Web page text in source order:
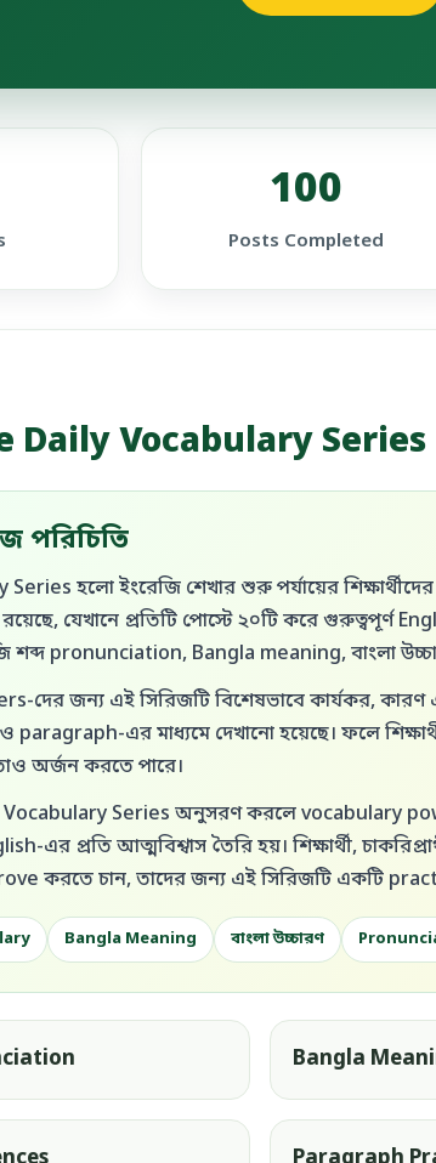
100
Posts Completed
Daily Vocabulary Series
পরিচিতি
Series হলো ইংরেজি শেখার শুরু পর্যায়ের
যেখানে প্রতিটি পোস্টে ২০টি করে গুরুত্বপূর্ণ
শব্দ pronunciation, Bangla meaning, বাংলা
দের জন্য এই সিরিজটি বিশেষভাবে কার্যকর, কারণ
এর মাধ্যমে দেখানো হয়েছে। ফলে
অর্জন করতে পারে।
Vocabulary Series অনুসরণ করলে vocabulary
এর প্রতি আত্মবিশ্বাস তৈরি হয়। শিক্ষার্থী,
করতে চান, তাদের জন্য এই সিরিজটি একটি
Bangla Meaning বাংলা উচ্চারণ
Bangla